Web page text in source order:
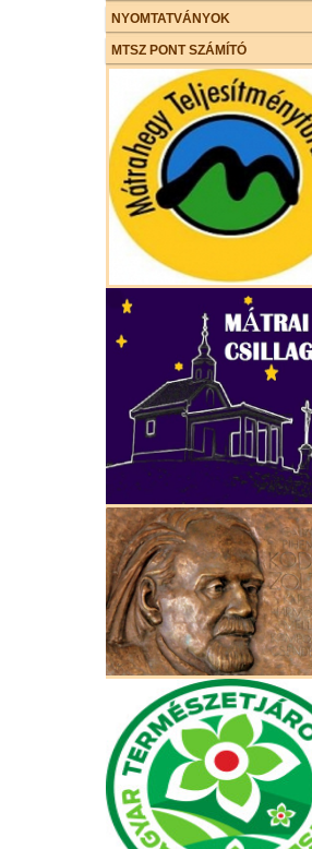
NYOMTATVÁNYOK
MTSZ PONT SZÁMÍTÓ